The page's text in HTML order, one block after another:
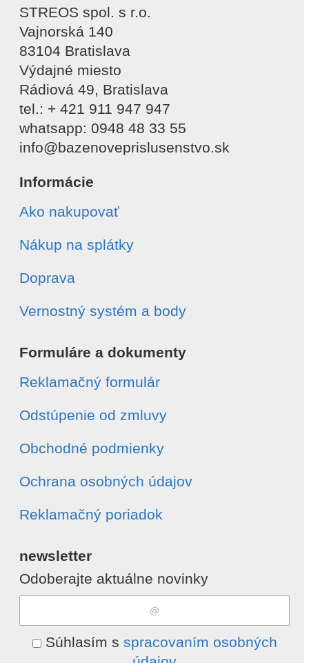
STREOS spol. s r.o.
Vajnorská 140
83104 Bratislava
Výdajné miesto
Rádiová 49, Bratislava
tel.: + 421 911 947 947
whatsapp: 0948 48 33 55
info@bazenoveprislusenstvo.sk
Informácie
Ako nakupovať
Nákup na splátky
Doprava
Vernostný systém a body
Formuláre a dokumenty
Reklamačný formulár
Odstúpenie od zmluvy
Obchodné podmienky
Ochrana osobných údajov
Reklamačný poriadok
newsletter
Odoberajte aktuálne novinky
Súhlasím s spracovaním osobných